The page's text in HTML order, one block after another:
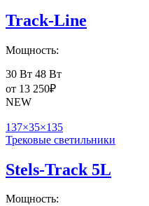
Track-Line
Мощность:
30 Вт 48 Вт
от 13 250₽
NEW
137×35×135
Трековые светильники
Stels-Track 5L
Мощность: